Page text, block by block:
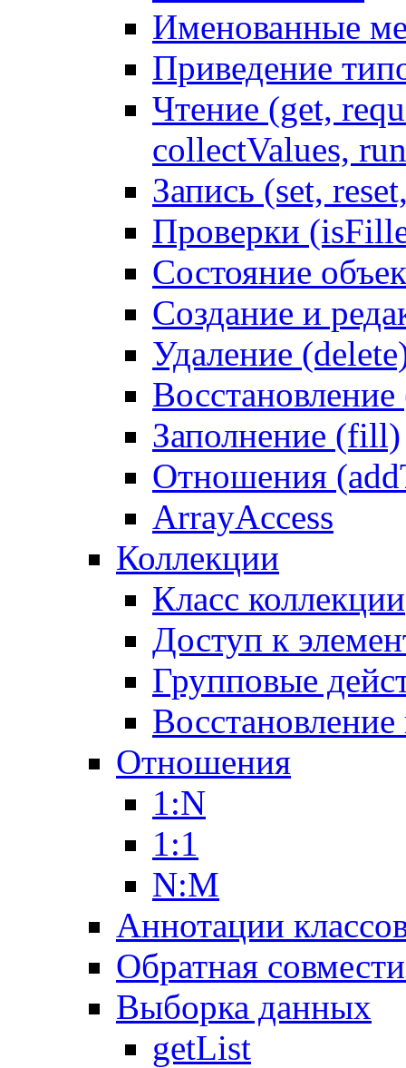
Именованные
Приведение
Чтение (get,
collectValues,
Запись (set,
Проверки
Состояние
Создание и
Удаление
Заполнение (fill)
Отношения
ArrayAccess
Коллекции
Класс коллекции
Доступ к
Групповые
Отношения
1:N
1:1
N:M
Аннотации
Обратная
Выборка данных
getList